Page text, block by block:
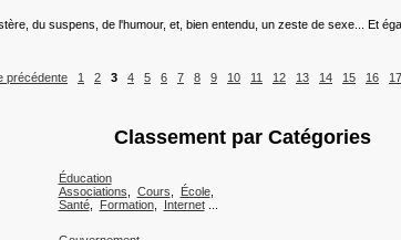
du suspens, de l'humour, et, bien entendu, un zeste de sexe... Et
précédente
1 2 3 4 5 6 7 8 9 10 11 12 13 14 15 16 17
Classement par Catégories
Éducation
Associations
Cours École,
Santé, Formation, Internet...